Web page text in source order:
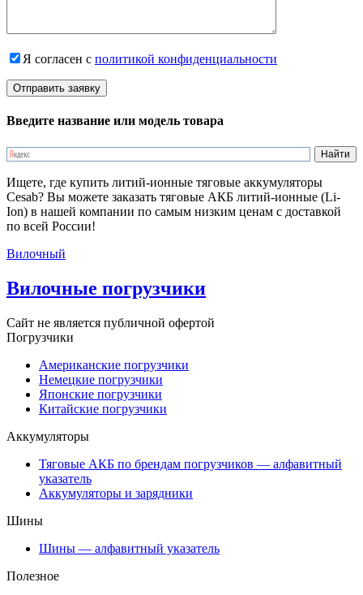
Я согласен с политикой конфиденциальности
Введите название или модель товара
Ищете, где купить литий-ионные тяговые аккумуляторы
Cesab? Вы можете заказать тяговые АКБ литий-ионные (Li-
Ion) в нашей компании по самым низким ценам с доставкой
по всей России!
Вилочный
Вилочные погрузчики
Сайт не является публичной офертой
Погрузчики
Американские погрузчики
Немецкие погрузчики
Японские погрузчики
Китайские погрузчики
Аккумуляторы
Тяговые АКБ по брендам погрузчиков — алфавитный
указатель
Аккумуляторы и зарядники
Шины
Шины — алфавитный указатель
Полезное